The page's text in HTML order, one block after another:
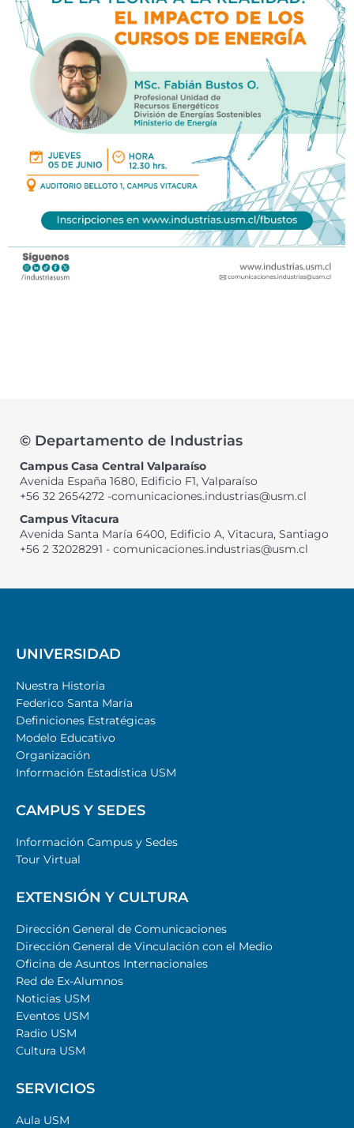
© Departamento de Industrias
Campus Casa Central Valparaíso
Avenida España 1680, Edificio F1, Valparaíso
+56 32 2654272 -comunicaciones.industrias@usm.cl
Campus Vitacura
Avenida Santa María 6400, Edificio A, Vitacura, Santiago
+56 2 32028291 - comunicaciones.industrias@usm.cl
UNIVERSIDAD
Nuestra Historia
Federico Santa María
Definiciones Estratégicas
Modelo Educativo
Organización
Información Estadística USM
CAMPUS Y SEDES
Información Campus y Sedes
Tour Virtual
EXTENSIÓN Y CULTURA
Dirección General de Comunicaciones
Dirección General de Vinculación con el Medio
Oficina de Asuntos Internacionales
Red de Ex-Alumnos
Noticias USM
Eventos USM
Radio USM
Cultura USM
SERVICIOS
Aula USM